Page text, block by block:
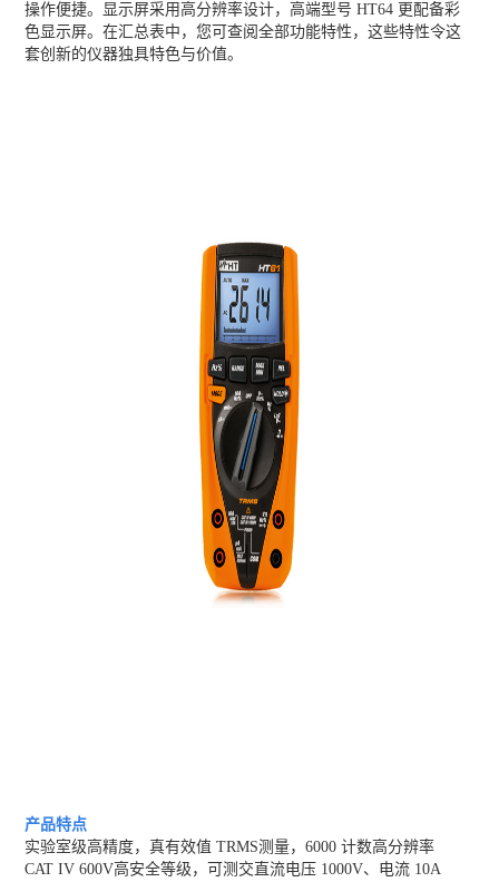
操作便捷。显示屏采用高分辨率设计，高端型号 HT64 更配备彩
色显示屏。在汇总表中，您可查阅全部功能特性，这些特性令这
套创新的仪器独具特色与价值。
产品特点
实验室级高精度，真有效值 TRMS测量，6000 计数高分辨率
CAT IV 600V高安全等级，可测交直流电压 1000V、电流 10A